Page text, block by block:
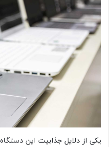
یکی از دلایل جذابیت این